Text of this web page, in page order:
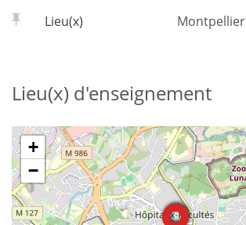
Lieu(x) Montpellier
Lieu(x) d'enseignement
+
−